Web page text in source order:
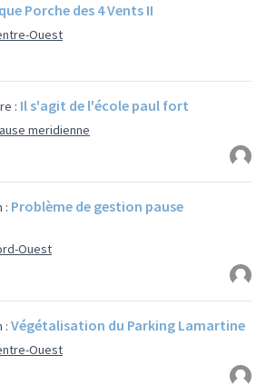
Porche des 4 Vents II
Ouest
: Il s'agit de l'école paul fort
meridienne
: Problème de gestion pause
Ouest
: Végétalisation du Parking Lamartine
Ouest